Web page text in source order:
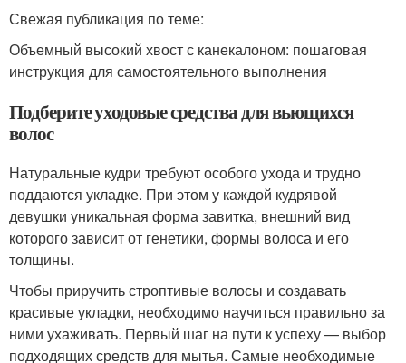
Свежая публикация по теме:
Объемный высокий хвост с канекалоном: пошаговая
инструкция для самостоятельного выполнения
Подберите уходовые средства для вьющихся
волос
Натуральные кудри требуют особого ухода и трудно
поддаются укладке. При этом у каждой кудрявой
девушки уникальная форма завитка, внешний вид
которого зависит от генетики, формы волоса и его
толщины.
Чтобы приручить строптивые волосы и создавать
красивые укладки, необходимо научиться правильно за
ними ухаживать. Первый шаг на пути к успеху — выбор
подходящих средств для мытья. Самые необходимые